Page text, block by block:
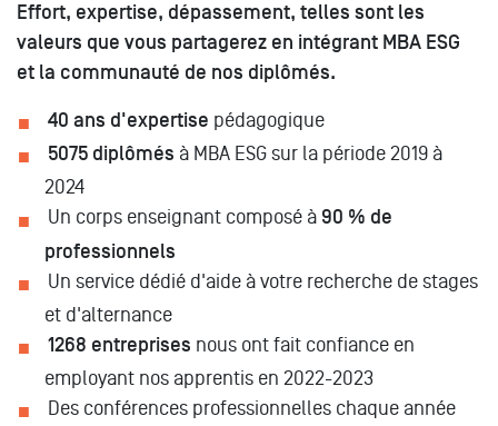
Effort, expertise, dépassement, telles sont les
valeurs que vous partagerez en intégrant MBA ESG
et la communauté de nos diplômés.
40 ans d'expertise pédagogique
5075 diplômés à MBA ESG sur la période 2019 à
2024
Un corps enseignant composé à 90 % de
professionnels
Un service dédié d'aide à votre recherche de stages
et d'alternance
1268 entreprises nous ont fait confiance en
employant nos apprentis en 2022-2023
Des conférences professionnelles chaque année